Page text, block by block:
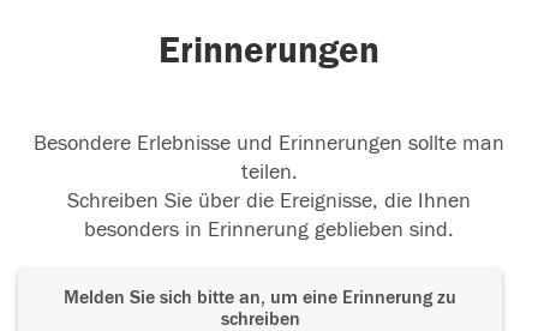
Erinnerungen
Besondere Erlebnisse und Erinnerungen sollte man
teilen.
Schreiben Sie über die Ereignisse, die Ihnen
besonders in Erinnerung geblieben sind.
Melden Sie sich bitte an, um eine Erinnerung zu
schreiben